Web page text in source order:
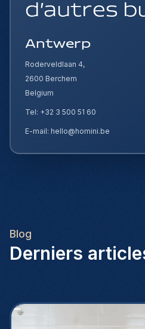
d'autres
Antwerp
Roderveldlaan 4,
2600 Berchem
Belgium
Tel: +32 3 500 51 60
E-mail: hello@homini.be
Blog
Derniers